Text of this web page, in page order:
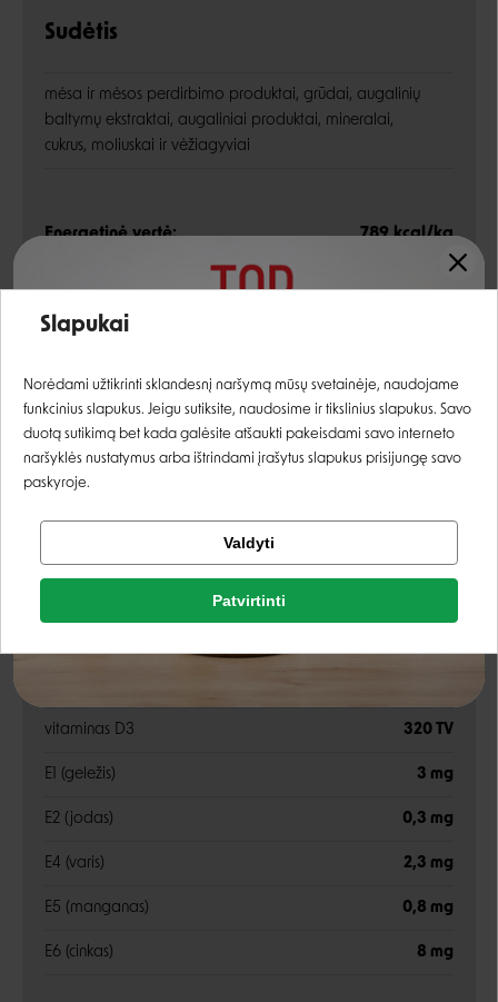
Rašyti atsiliepimą
Sudėtis
mėsa ir mėsos perdirbimo produktai, grūdai, augalinių
baltymų ekstraktai, augaliniai produktai, mineralai,
cukrus, moliuskai ir vėžiagyviai
Energetinė vertė: 789 kcal/kg
Analitinės sudedamosios dalys
žali baltymai 10,5%
žali riebalai 2,5%
žali pelenai
žalia ląsteliena 1,4%
drėgnis 80,5%
vitaminas D3 320 TV
E1 (geležis) 3 mg
E2 (jodas) 0,3 mg
E4 (varis) 2,3 mg
E5 (manganas) 0,8 mg
E6 (cinkas) 8 mg
Rašyti atsiliepimą
Registruotis
Facebook
Negalite prisijungti prie paskyros?
Slapukai
Norėdami užtikrinti sklandesnį naršymą mūsų svetainėje, naudojame
funkcinius slapukus. Jeigu sutiksite, naudosime ir tikslinius slapukus. Savo
duotą sutikimą bet kada galėsite atšaukti pakeisdami savo interneto
naršyklės nustatymus arba ištrindami įrašytus slapukus prisijungę savo
paskyroje.
Valdyti
Patvirtinti